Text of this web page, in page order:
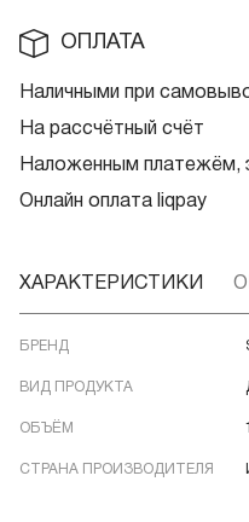
ОПЛАТА
Наличными при
На рассчётный счёт
Наложенным платежём,
Онлайн оплата liqpay
ХАРАКТЕРИСТИКИ
БРЕНД
ВИД ПРОДУКТА
ОБЪЁМ
СТРАНА ПРОИЗВОДИТЕЛЯ